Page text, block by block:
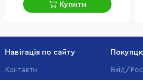
Купити
Навігація по сайту
Контакти
Вхід/